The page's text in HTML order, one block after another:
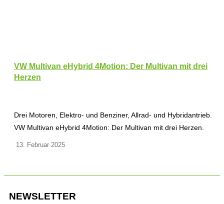
VW Multivan eHybrid 4Motion: Der Multivan mit drei
Herzen
Drei Motoren, Elektro- und Benziner, Allrad- und Hybridantrieb.
VW Multivan eHybrid 4Motion: Der Multivan mit drei Herzen.
13. Februar 2025
NEWSLETTER